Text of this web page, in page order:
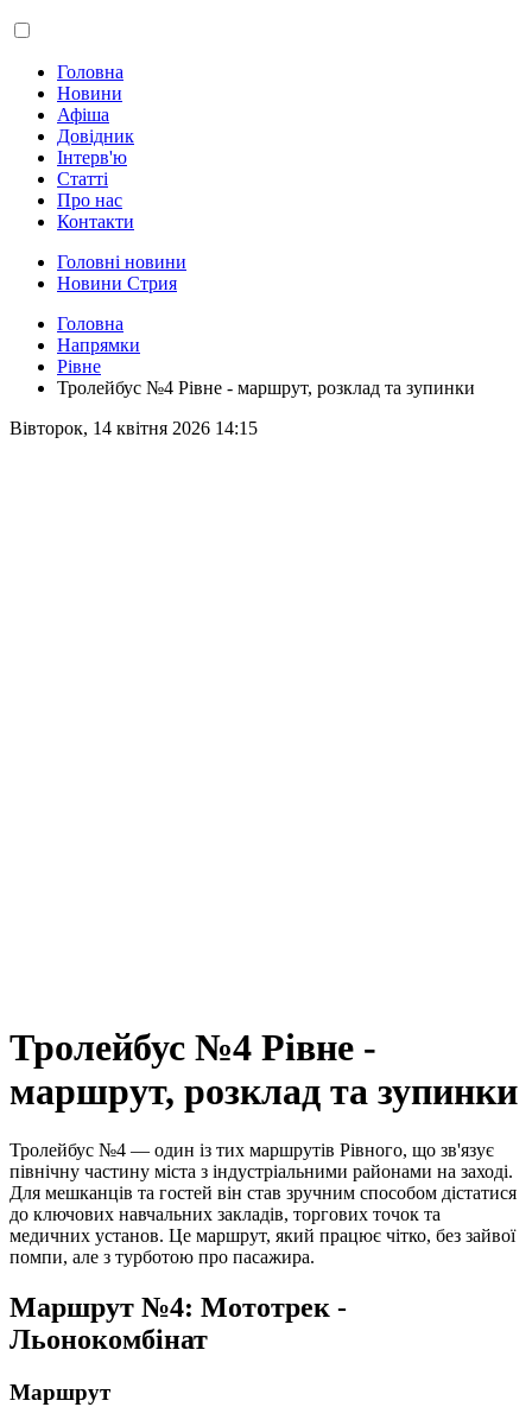
Головна
Новини
Афіша
Довідник
Інтерв'ю
Статті
Про нас
Контакти
Головні новини
Новини Стрия
Головна
Напрямки
Рівне
Тролейбус №4 Рівне - маршрут, розклад та зупинки
Вівторок, 14 квітня 2026 14:15
Тролейбус №4 Рівне -
маршрут, розклад та зупинки
Тролейбус №4 — один із тих маршрутів Рівного, що зв'язує
північну частину міста з індустріальними районами на заході.
Для мешканців та гостей він став зручним способом дістатися
до ключових навчальних закладів, торгових точок та
медичних установ. Це маршрут, який працює чітко, без зайвої
помпи, але з турботою про пасажира.
Маршрут №4: Мототрек -
Льонокомбінат
Маршрут